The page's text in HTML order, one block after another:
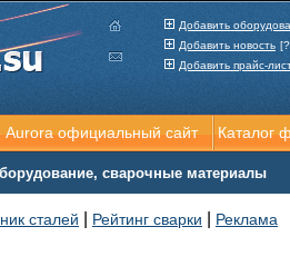
Aurora официальный сайт Каталог
сварочные материалы
сталей Рейтинг сварки Реклама
Добавить
Добавить новость
Добавить прайс-